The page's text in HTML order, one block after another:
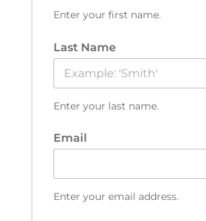
Enter your first name.
Last Name
Enter your last name.
Email
Enter your email address.